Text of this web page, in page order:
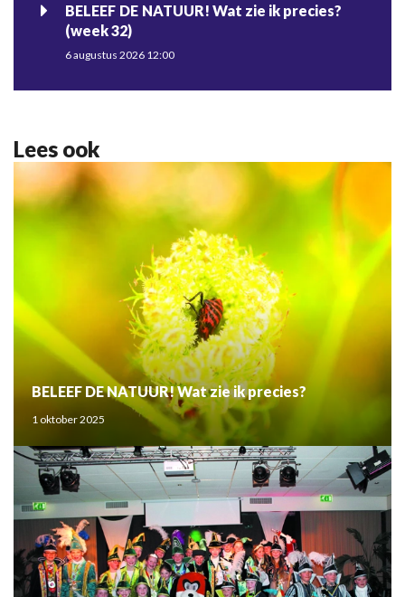
BELEEF DE NATUUR! Wat zie ik precies?
(week 32)
6 augustus 2026 12:00
Lees ook
BELEEF DE NATUUR! Wat zie ik precies?
1 oktober 2025